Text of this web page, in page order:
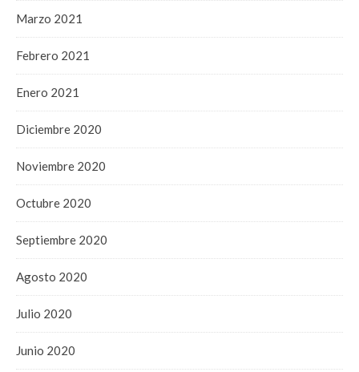
Marzo 2021
Febrero 2021
Enero 2021
Diciembre 2020
Noviembre 2020
Octubre 2020
Septiembre 2020
Agosto 2020
Julio 2020
Junio 2020